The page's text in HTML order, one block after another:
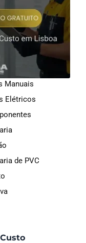
Manuais
Elétricos
de PVC